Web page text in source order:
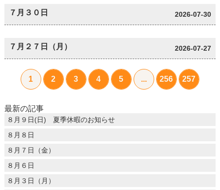
７月３０日 2026-07-30
７月２７日（月） 2026-07-27
1 2 3 4 5 ... 256 257
最新の記事
８月９日(日) 夏季休暇のお知らせ
８月８日
８月７日（金）
８月６日
８月３日（月）